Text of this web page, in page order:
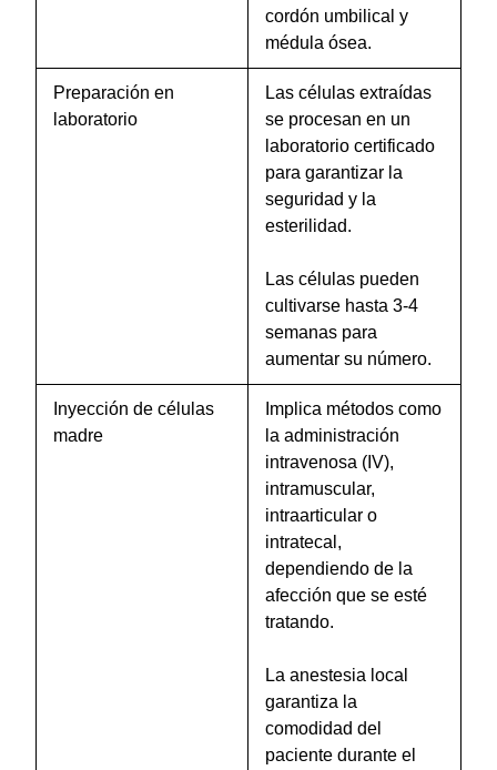
cordón umbilical y
médula ósea.
Preparación en
laboratorio
Las células extraídas
se procesan en un
laboratorio certificado
para garantizar la
seguridad y la
esterilidad.
Las células pueden
cultivarse hasta 3-4
semanas para
aumentar su número.
Inyección de células
madre
Implica métodos como
la administración
intravenosa (IV),
intramuscular,
intraarticular o
intratecal,
dependiendo de la
afección que se esté
tratando.
La anestesia local
garantiza la
comodidad del
paciente durante el